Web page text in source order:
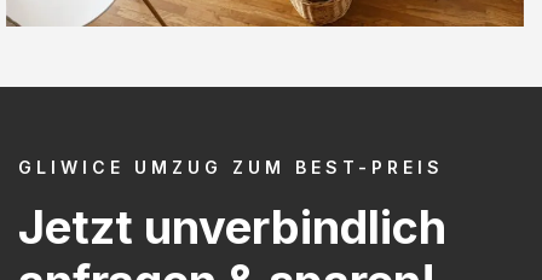
GLIWICE UMZUG ZUM BEST-PREIS
Jetzt unverbindlich